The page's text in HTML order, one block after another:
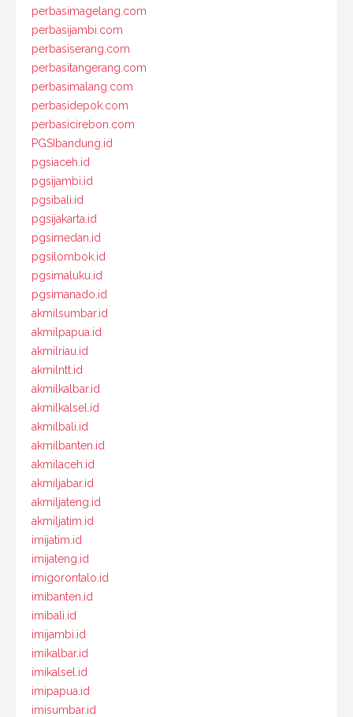
perbasimagelang.com
perbasijambi.com
perbasiserang.com
perbasitangerang.com
perbasimalang.com
perbasidepok.com
perbasicirebon.com
PGSIbandung.id
pgsiaceh.id
pgsijambi.id
pgsibali.id
pgsijakarta.id
pgsimedan.id
pgsilombok.id
pgsimaluku.id
pgsimanado.id
akmilsumbar.id
akmilpapua.id
akmilriau.id
akmilntt.id
akmilkalbar.id
akmilkalsel.id
akmilbali.id
akmilbanten.id
akmilaceh.id
akmiljabar.id
akmiljateng.id
akmiljatim.id
imijatim.id
imijateng.id
imigorontalo.id
imibanten.id
imibali.id
imijambi.id
imikalbar.id
imikalsel.id
imipapua.id
imisumbar.id